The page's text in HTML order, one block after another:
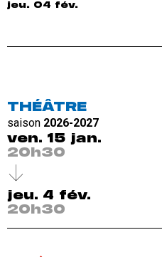
THÉÂTRE
saison 2026-2027
ven. 15 jan.
20h30
jeu. 4 fév.
20h30
jeu. 04 fév.